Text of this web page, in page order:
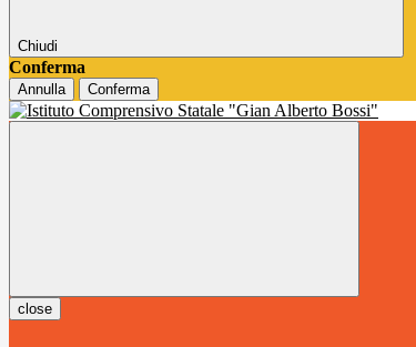
Chiudi
Conferma
Annulla Conferma
close